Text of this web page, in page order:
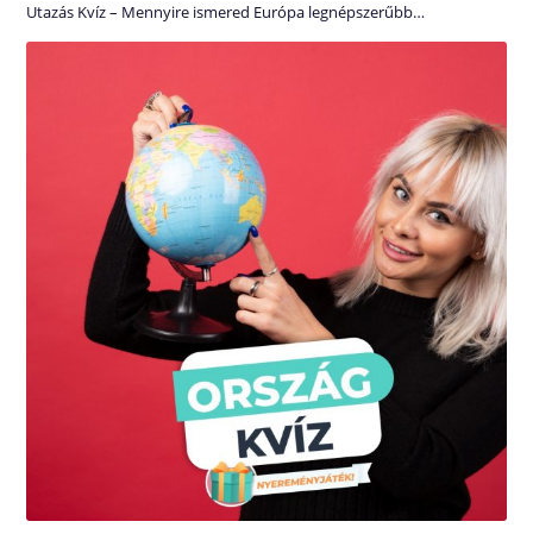
Utazás Kvíz – Mennyire ismered Európa legnépszerűbb…